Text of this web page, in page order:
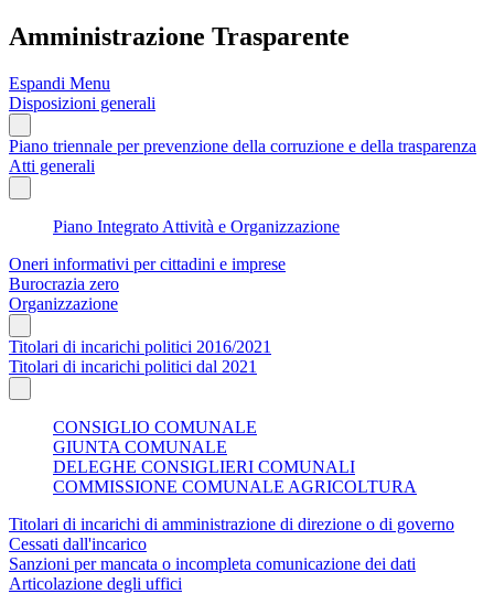
Amministrazione Trasparente
Espandi Menu
Disposizioni generali
Piano triennale per prevenzione della corruzione e della trasparenza
Atti generali
Piano Integrato Attività e Organizzazione
Oneri informativi per cittadini e imprese
Burocrazia zero
Organizzazione
Titolari di incarichi politici 2016/2021
Titolari di incarichi politici dal 2021
CONSIGLIO COMUNALE
GIUNTA COMUNALE
DELEGHE CONSIGLIERI COMUNALI
COMMISSIONE COMUNALE AGRICOLTURA
Titolari di incarichi di amministrazione di direzione o di governo
Cessati dall'incarico
Sanzioni per mancata o incompleta comunicazione dei dati
Articolazione degli uffici